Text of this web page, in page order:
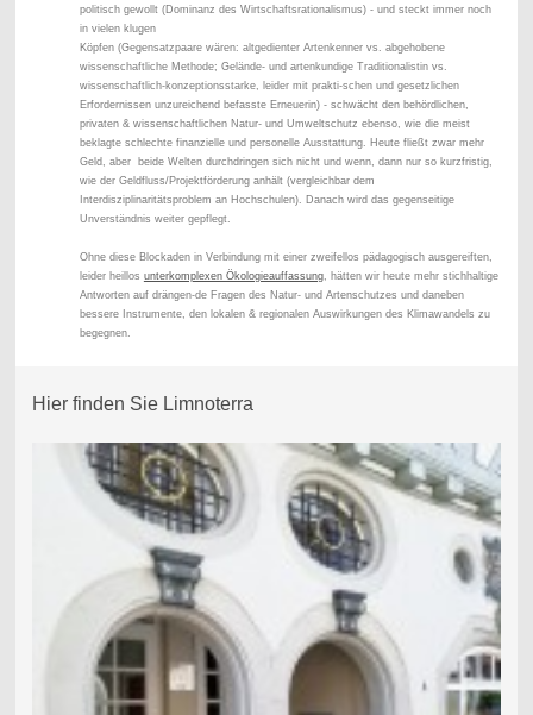
politisch gewollt (Dominanz des Wirtschaftsrationalismus) - und steckt immer noch
in vielen klugen
Köpfen (Gegensatzpaare wären: altgedienter Artenkenner vs. abgehobene
wissenschaftliche Methode; Gelände- und artenkundige Traditionalistin vs.
wissenschaftlich-konzeptionsstarke, leider mit prakti-schen und gesetzlichen
Erfordernissen unzureichend befasste Erneuerin) - schwächt denbehördlichen,
privaten & wissenschaftlichen Natur- und Umweltschutz ebenso, wie die meist
beklagte schlechte finanzielle und personelle Ausstattung. Heute fließt zwar mehr
Geld,
aber beide Welten durchdringen sich nicht und wenn, dann nur so kurzfristig,
wie der Geldfluss/Projektförderung anhält (vergleichbar dem
Interdisziplinaritätsproblem an Hochschulen).
Danach wird das gegenseitige
Unverständnis weiter gepflegt.
Ohne diese Blockaden in Verbindung mit einer zweifellos pädagogisch ausgereiften,
leider heillos unterkomplexen Ökologieauffassung, hätten wir heute mehr stichhaltige
Antworten auf drängen-de Fragen des Natur- und Artenschutzes und daneben
bessere Instrumente, den lokalen & regionalen Auswirkungen des Klimawandels zu
begegnen.
Hier finden Sie Limnoterra